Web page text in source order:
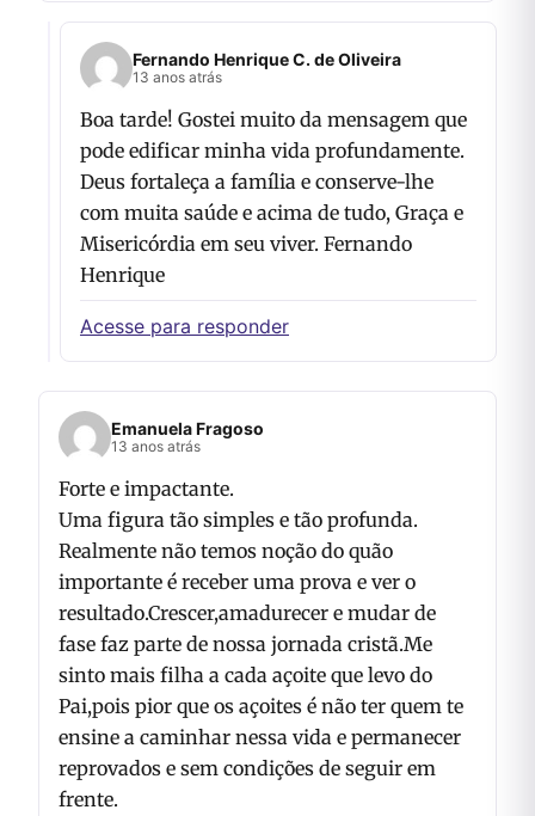
Fernando Henrique C. de Oliveira
13 anos atrás
Boa tarde! Gostei muito da mensagem que
pode edificar minha vida profundamente.
Deus fortaleça a família e conserve-lhe
com muita saúde e acima de tudo, Graça e
Misericórdia em seu viver. Fernando
Henrique
Acesse para responder
Emanuela Fragoso
13 anos atrás
Forte e impactante.
Uma figura tão simples e tão profunda.
Realmente não temos noção do quão
importante é receber uma prova e ver o
resultado.Crescer,amadurecer e mudar de
fase faz parte de nossa jornada cristã.Me
sinto mais filha a cada açoite que levo do
Pai,pois pior que os açoites é não ter quem te
ensine a caminhar nessa vida e permanecer
reprovados e sem condições de seguir em
frente.